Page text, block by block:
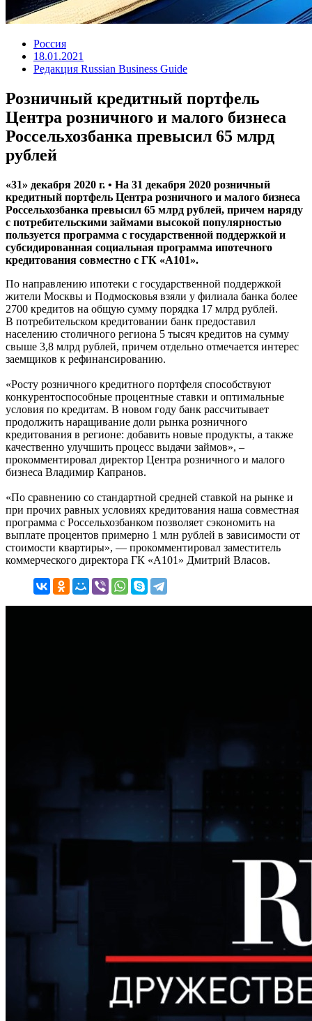
Россия
18.01.2021
Редакция Russian Business Guide
Розничный кредитный портфель
Центра розничного и малого бизнеса
Россельхозбанка превысил 65 млрд
рублей
«31» декабря 2020 г. • На 31 декабря 2020 розничный
кредитный портфель Центра розничного и малого бизнеса
Россельхозбанка превысил 65 млрд рублей, причем наряду
с потребительскими займами высокой популярностью
пользуется программа с государственной поддержкой и
субсидированная социальная программа ипотечного
кредитования совместно с ГК «А101».
По направлению ипотеки с государственной поддержкой
жители Москвы и Подмосковья взяли у филиала банка более
2700 кредитов на общую сумму порядка 17 млрд рублей.
В потребительском кредитовании банк предоставил
населению столичного региона 5 тысяч кредитов на сумму
свыше 3,8 млрд рублей, причем отдельно отмечается интерес
заемщиков к рефинансированию.
«Росту розничного кредитного портфеля способствуют
конкурентоспособные процентные ставки и оптимальные
условия по кредитам. В новом году банк рассчитывает
продолжить наращивание доли рынка розничного
кредитования в регионе: добавить новые продукты, а также
качественно улучшить процесс выдачи займов», –
прокомментировал директор Центра розничного и малого
бизнеса Владимир Капранов.
«По сравнению со стандартной средней ставкой на рынке и
при прочих равных условиях кредитования наша совместная
программа с Россельхозбанком позволяет сэкономить на
выплате процентов примерно 1 млн рублей в зависимости от
стоимости квартиры», — прокомментировал заместитель
коммерческого директора ГК «А101» Дмитрий Власов.